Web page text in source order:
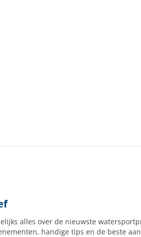
alles over de nieuwste
handige tips en de beste